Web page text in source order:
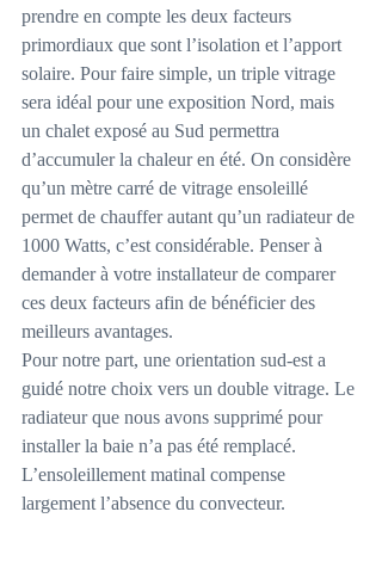
prendre en compte les deux facteurs
primordiaux que sont l’isolation et l’apport
solaire. Pour faire simple, un triple vitrage
sera idéal pour une exposition Nord, mais
un chalet exposé au Sud permettra
d’accumuler la chaleur en été. On considère
qu’un mètre carré de vitrage ensoleillé
permet de chauffer autant qu’un radiateur de
1000 Watts, c’est considérable. Penser à
demander à votre installateur de comparer
ces deux facteurs afin de bénéficier des
meilleurs avantages.
Pour notre part, une orientation sud-est a
guidé notre choix vers un double vitrage. Le
radiateur que nous avons supprimé pour
installer la baie n’a pas été remplacé.
L’ensoleillement matinal compense
largement l’absence du convecteur.